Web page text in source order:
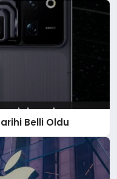
Belli Oldu